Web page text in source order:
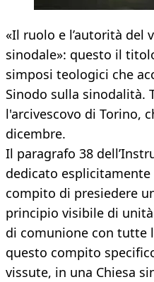
«Il ruolo e l’autorità del
sinodale»: questo il
simposi teologici che
Sinodo sulla sinodalità.
l'arcivescovo di Torino,
dicembre.
Il paragrafo 38
dedicato esplicitamente
compito di presiedere
principio visibile di
di comunione con tutte
questo compito
vissute, in una Chiesa